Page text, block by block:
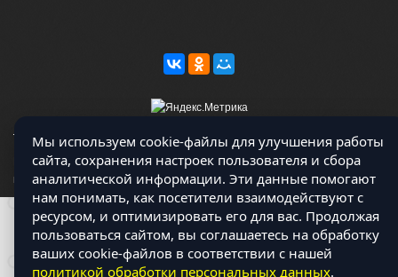
Магазин работает на OCLite Комплект-А - радиодетали и электронные
компоненты © 2026
Мы используем cookie-файлы для улучшения работы
сайта, сохранения настроек пользователя и сбора
аналитической информации. Эти данные помогают
нам понимать, как посетители взаимодействуют с
ресурсом, и оптимизировать его для вас. Продолжая
пользоваться сайтом, вы соглашаетесь на обработку
ваших cookie-файлов в соответствии с нашей
политикой обработки персональных данных.